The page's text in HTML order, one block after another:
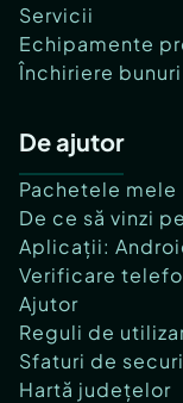
Servicii
Echipamente
Închiriere
De ajutor
Pachetele mele
De ce să vinzi
Aplicații:
Verificare
Ajutor
Reguli de
Sfaturi de
Hartă județelor